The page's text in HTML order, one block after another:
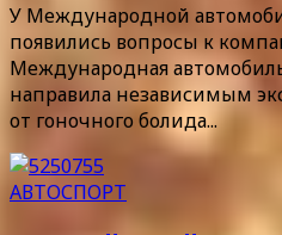
У Международной
появились вопросы к
Международная
направила независимым
от гоночного болида...
АВТОСПОРТ